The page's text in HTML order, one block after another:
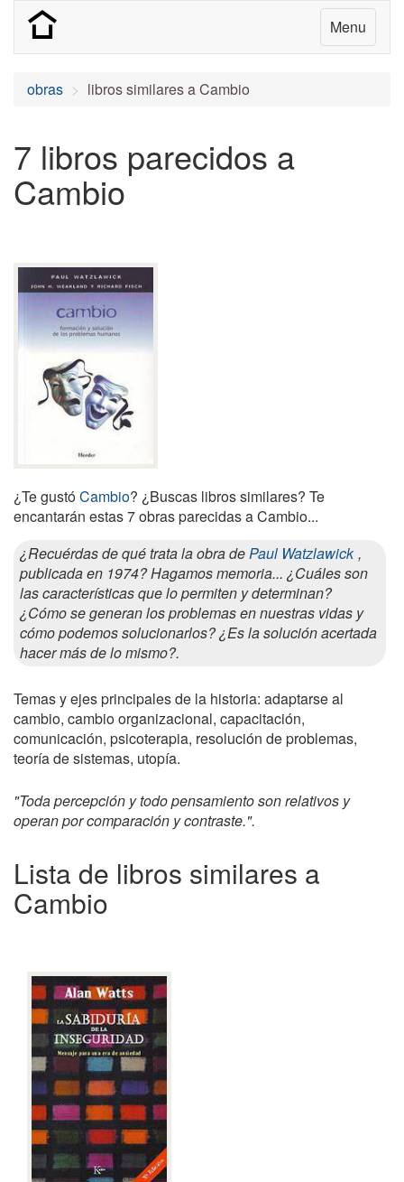
Menu
obras libros similares a Cambio
7 libros parecidos a
Cambio
¿Te gustóCambio? ¿Buscas libros similares? Te
encantarán estas 7 obras parecidas a Cambio...
¿Recuérdas de qué trata la obra dePaul Watzlawick ,
publicada en 1974? Hagamos memoria... ¿Cuáles son
las características que lo permiten y determinan?
¿Cómo se generan los problemas en nuestras vidas y
cómo podemos solucionarlos? ¿Es la solución acertada
hacer más de lo mismo?.
Temas y ejes principales de la historia: adaptarse al
cambio, cambio organizacional, capacitación,
comunicación, psicoterapia, resolución de problemas,
teoría de sistemas, utopía.
"Toda percepción y todo pensamiento son relativos y
operan por comparación y contraste.".
Lista de libros similares a
Cambio